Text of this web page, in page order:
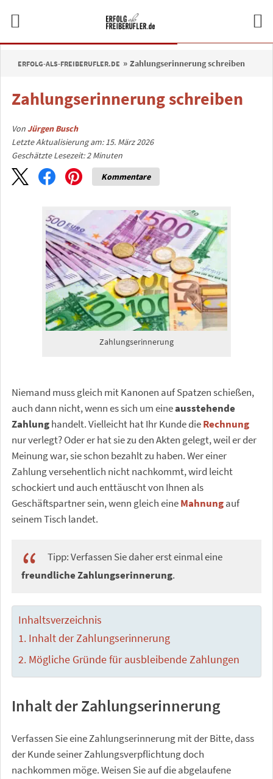
ERFOLG-ALS-FREIBERUFLER.DE Zahlungserinnerung schreiben
Zahlungserinnerung schreiben
VonJürgen Busch
Letzte Aktualisierung am: 15. März 2026
Geschätzte Lesezeit:2 Minuten
Kommentare
Zahlungserinnerung
Niemand muss gleich mit Kanonen auf Spatzen schießen,
auch dann nicht, wenn es sich um eineausstehende
Zahlunghandelt. Vielleicht hat Ihr Kunde dieRechnung
nur verlegt? Oder er hat sie zu den Akten gelegt, weil er der
Meinung war, sie schon bezahlt zu haben. Wer einer
Zahlung versehentlich nicht nachkommt, wird leicht
schockiert und auch enttäuscht von Ihnen als
Geschäftspartner sein, wenn gleich eineMahnungauf
seinem Tisch landet.
Tipp: Verfassen Sie daher erst einmal eine
freundliche Zahlungserinnerung.
Inhaltsverzeichnis
Inhalt der Zahlungserinnerung
Mögliche Gründe für ausbleibende Zahlungen
Inhalt der Zahlungserinnerung
Verfassen Sie eine Zahlungserinnerung mit der Bitte, dass
der Kunde seiner Zahlungsverpflichtung doch
nachkommen möge. Weisen Sie auf die abgelaufene